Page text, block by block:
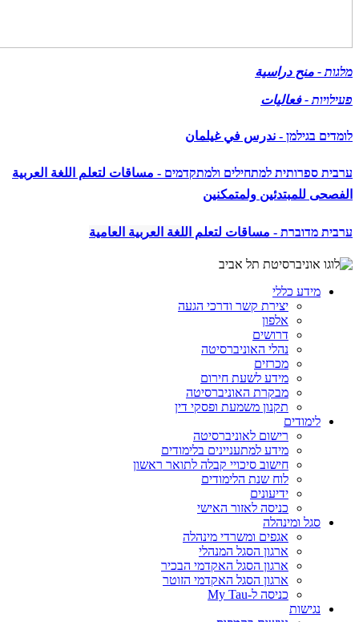
מלגות - منح دراسية
פעילויות - فعاليات
לומדים בגילמן - ندرس في غيلمان
ערבית ספרותית למתחילים ולמתקדמים - مساقات لتعلم اللغة العربية
الفصحى للمبتدئين ولمتمكنين
ערבית מדוברת - مساقات لتعلم اللغة العربية العامية
מידע כללי
יצירת קשר ודרכי הגעה
אלפון
דרושים
נהלי האוניברסיטה
מכרזים
מידע לשעת חירום
מבקרת האוניברסיטה
תקנון משמעת ופסקי דין
לימודים
רישום לאוניברסיטה
מידע למתעניינים בלימודים
חישוב סיכויי קבלה לתואר ראשון
לוח שנת הלימודים
ידיעונים
כניסה לאזור האישי
סגל ומינהלה
אגפים ומשרדי מינהלה
ארגון הסגל המנהלי
ארגון הסגל האקדמי הבכיר
ארגון הסגל האקדמי הזוטר
כניסה ל-My Tau
נגישות